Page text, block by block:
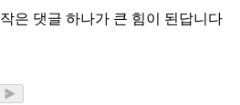
작은 댓글 하나가 큰 힘이 된답니다